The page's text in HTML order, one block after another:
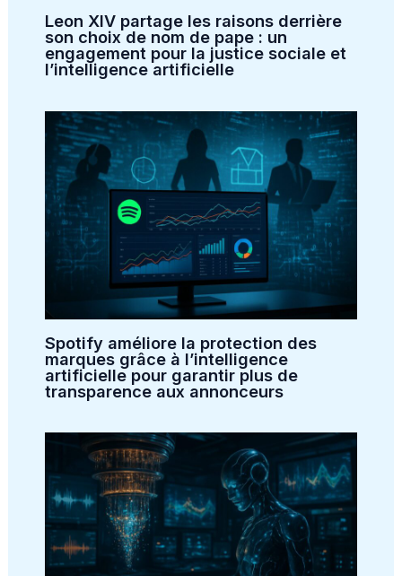
Leon XIV partage les raisons derrière
son choix de nom de pape : un
engagement pour la justice sociale et
l’intelligence artificielle
Spotify améliore la protection des
marques grâce à l’intelligence
artificielle pour garantir plus de
transparence aux annonceurs